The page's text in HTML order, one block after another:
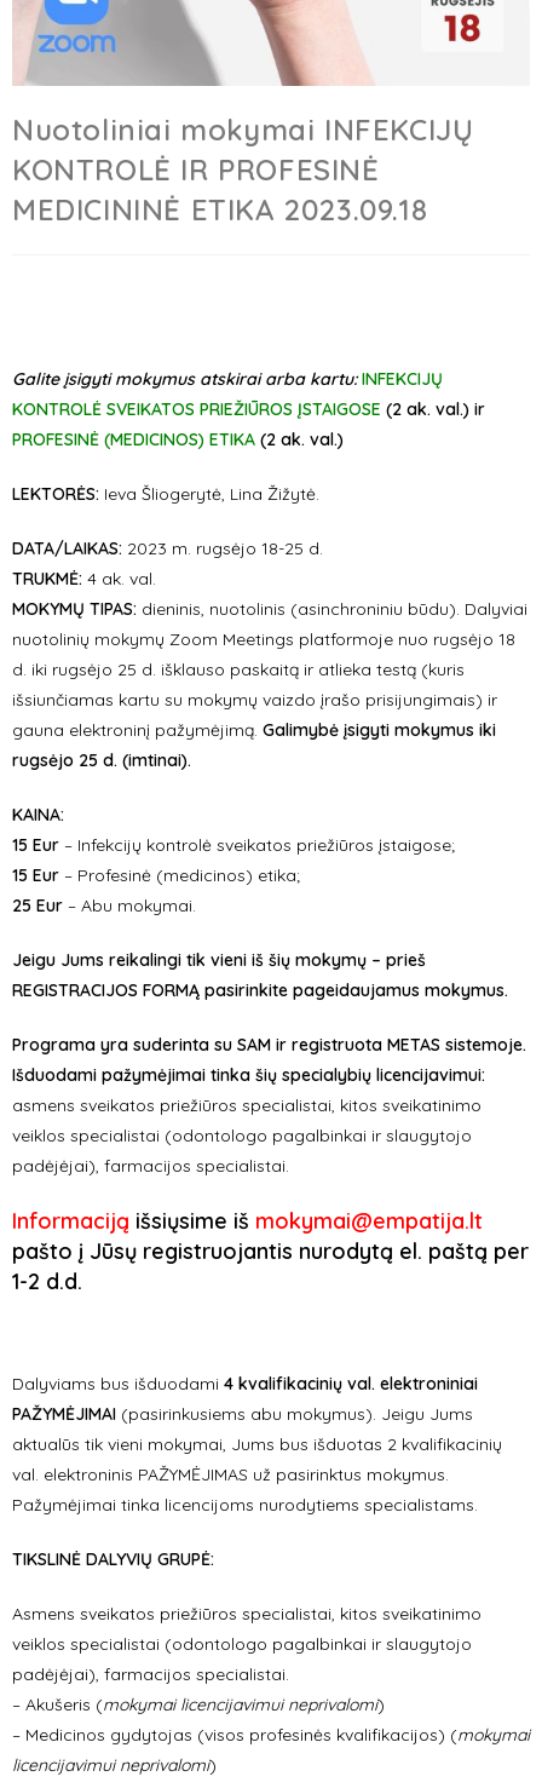
Nuotoliniai mokymai INFEKCIJŲ
KONTROLĖ IR PROFESINĖ
MEDICININĖ ETIKA 2023.09.18
Galite įsigyti mokymus atskirai arba kartu:INFEKCIJŲ
KONTROLĖ SVEIKATOS PRIEŽIŪROS ĮSTAIGOSE (2 ak. val.) ir
PROFESINĖ (MEDICINOS) ETIKA (2 ak. val.)
LEKTORĖS: Ieva Šliogerytė, Lina Žižytė.
DATA/LAIKAS: 2023 m. rugsėjo 18-25 d.
TRUKMĖ: 4 ak. val.
MOKYMŲ TIPAS: dieninis, nuotolinis (asinchroniniu būdu). Dalyviai
nuotolinių mokymų Zoom Meetings platformoje nuo rugsėjo 18
d. iki rugsėjo 25 d. išklauso paskaitą ir atlieka testą (kuris
išsiunčiamas kartu su mokymų vaizdo įrašo prisijungimais) ir
gauna elektroninį pažymėjimą. Galimybė įsigyti mokymus iki
rugsėjo 25 d. (imtinai).
KAINA:
15 Eur – Infekcijų kontrolė sveikatos priežiūros įstaigose;
15 Eur – Profesinė (medicinos) etika;
25 Eur – Abu mokymai.
Jeigu Jums reikalingi tik vieni iš šių mokymų – prieš
REGISTRACIJOS FORMĄ pasirinkite pageidaujamus mokymus.
Programa yra suderinta su SAM ir registruota METAS sistemoje.
Išduodami pažymėjimai tinka šių specialybių licencijavimui:
asmens sveikatos priežiūros specialistai, kitos sveikatinimo
veiklos specialistai (odontologo pagalbinkai ir slaugytojo
padėjėjai), farmacijos specialistai.
Informaciją išsiųsime iš mokymai@empatija.lt
pašto į Jūsų registruojantis nurodytą el. paštą per
1-2 d.d.
Dalyviams bus išduodami 4 kvalifikacinių val. elektroniniai
PAŽYMĖJIMAI (pasirinkusiems abu mokymus). Jeigu Jums
aktualūs tik vieni mokymai, Jums bus išduotas 2 kvalifikacinių
val. elektroninis PAŽYMĖJIMAS už pasirinktus mokymus.
Pažymėjimai tinka licencijoms nurodytiems specialistams.
TIKSLINĖ DALYVIŲ GRUPĖ:
Asmens sveikatos priežiūros specialistai, kitos sveikatinimo
veiklos specialistai (odontologo pagalbinkai ir slaugytojo
padėjėjai), farmacijos specialistai.
– Akušeris (mokymai licencijavimui neprivalomi)
– Medicinos gydytojas (visos profesinės kvalifikacijos) (mokymai
licencijavimui neprivalomi)